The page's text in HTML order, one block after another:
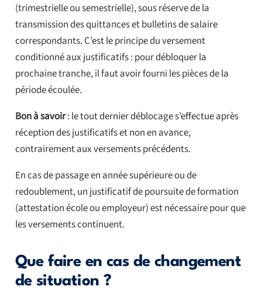
(trimestrielle ou semestrielle), sous réserve de la
transmission des quittances et bulletins de salaire
correspondants. C’est le principe du versement
conditionné aux justificatifs : pour débloquer la
prochaine tranche, il faut avoir fourni les pièces de la
période écoulée.
Bon à savoir: le tout dernier déblocage s’effectue après
réception des justificatifs et non en avance,
contrairement aux versements précédents.
En cas de passage en année supérieure ou de
redoublement, un justificatif de poursuite de formation
(attestation école ou employeur) est nécessaire pour que
les versements continuent.
Que faire en cas de changement
de situation ?